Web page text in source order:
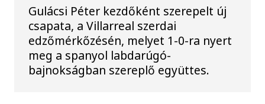
Gulácsi Péter kezdőként szerepelt új
csapata, a Villarreal szerdai
edzőmérkőzésén, melyet 1-0-ra nyert
meg a spanyol labdarúgó-
bajnokságban szereplő együttes.